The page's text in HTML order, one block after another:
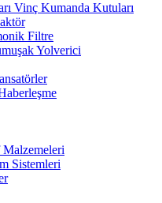
Vinç Kumanda Kutuları
Filtre
Yolverici
Malzemeleri
Sistemleri